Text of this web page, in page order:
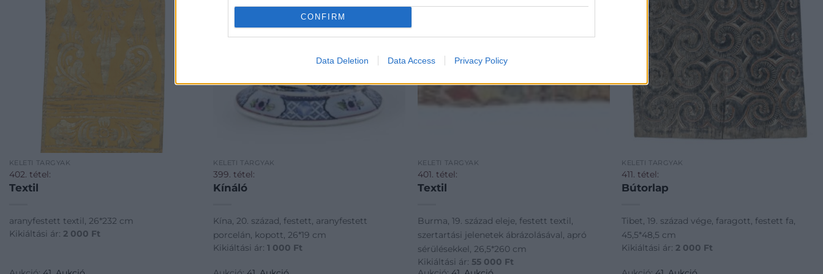
CONFIRM
Data Deletion Data Access Privacy Policy
KELETI TÁRGYAK
402. tétel:
Textil
aranyfestett textil, 26*232 cm
Kikiáltási ár: 2 000 Ft
KELETI TÁRGYAK
399. tétel:
Kínáló
Kína, 20. század, festett, aranyfestett
porcelán, kopott, 26*19 cm
Kikiáltási ár:1 000 Ft
KELETI TÁRGYAK
401. tétel:
Textil
Burma, 19. század eleje, festett textil,
szertartási jelenetek ábrázolásával, apró
sérülésekkel, 26,5*260 cm
Kikiáltási ár: 55 000 Ft
KELETI TÁRGYAK
411. tétel:
Bútorlap
Tibet, 19. század vége, faragott, festett fa,
45,5*48,5 cm
Kikiáltási ár: 2 000 Ft